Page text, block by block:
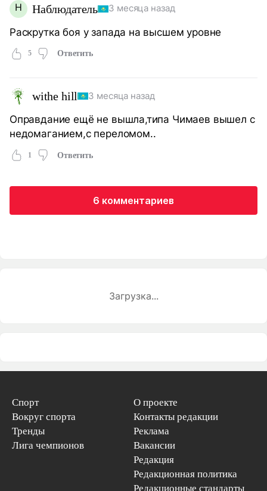
Н Наблюдатель 3 месяца назад
Раскрутка боя у запада на высшем уровне
5 Ответить
withe hill 3 месяца назад
Оправдание ещё не вышла,типа Чимаев вышел с
недомаганием,с переломом..
1 Ответить
6 комментариев
Загрузка...
Спорт
Вокруг спорта
Тренды
Лига чемпионов
О проекте
Контакты редакции
Реклама
Вакансии
Редакция
Редакционная политика
Редакционные стандарты